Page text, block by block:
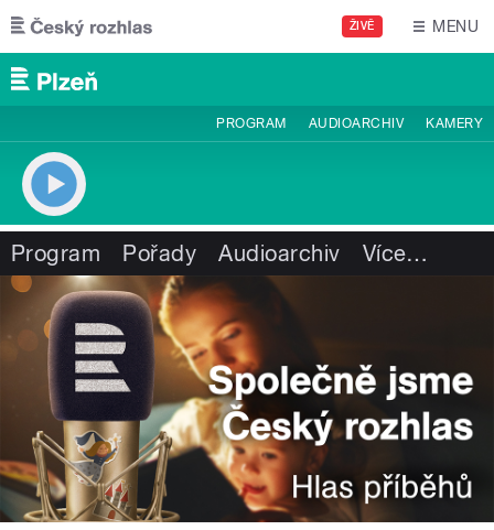
Přejít k hlavnímu obsahu
ŽIVĚ MENU
PROGRAM AUDIOARCHIV KAMERY
Program Pořady Audioarchiv Více…